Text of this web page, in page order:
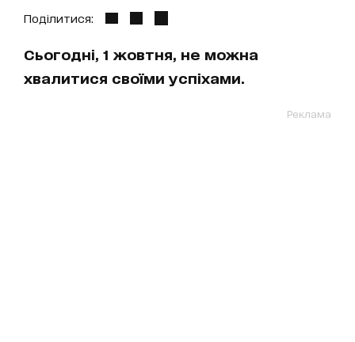
Поділитися:
Сьогодні, 1 жовтня, не можна
хвалитися своїми успіхами.
Реклама